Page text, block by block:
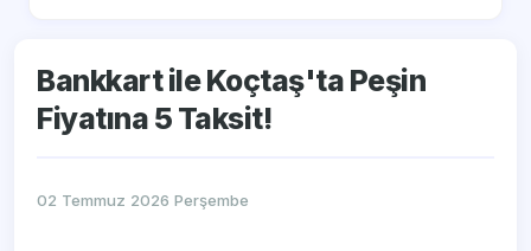
Bankkart ile Koçtaş'ta Peşin
Fiyatına 5 Taksit!
02 Temmuz 2026 Perşembe